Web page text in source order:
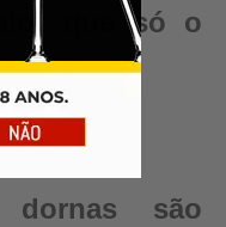
que só o
criar.
são